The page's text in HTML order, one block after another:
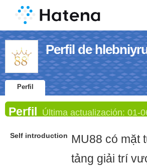
Perfil de
Perfil
Perfil Última actualización: 01-
Self introduction
MU88 có mặt
tảng giải trí